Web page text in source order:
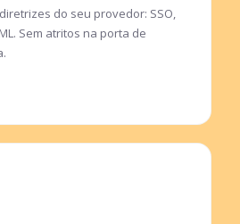
do seu provedor: SSO,
Sem atritos na porta de